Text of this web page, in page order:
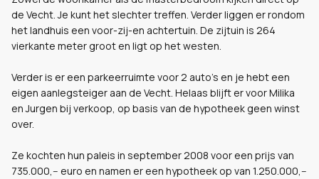
de Vecht. Je kunt het slechter treffen. Verder liggen er rondom
het landhuis een voor-zij-en achtertuin. De zijtuin is 264
vierkante meter groot en ligt op het westen.
Verder is er een parkeerruimte voor 2 auto's en je hebt een
eigen aanlegsteiger aan de Vecht. Helaas blijft er voor Milika
en Jurgen bij verkoop, op basis van de hypotheek geen winst
over.
Ze kochten hun paleis in september 2008 voor een prijs van
735.000,-- euro en namen er een hypotheek op van 1.250.000,--